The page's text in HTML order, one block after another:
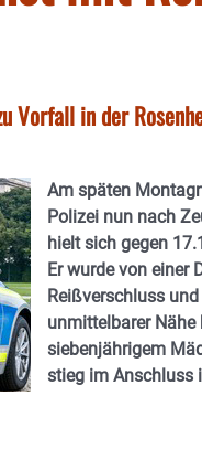
Vorfall in der
Am späten
Polizei nun nach
hielt sich gegen
Er wurde von einer
Reißverschluss
unmittelbarer
siebenjährigem
stieg im Anschluss